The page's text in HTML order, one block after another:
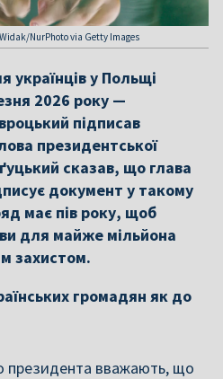
NurPhoto via Getty Images
українців у Польщі
2026 року —
підписав
президентської
сказав, що глава
документ у такому
має пів року, щоб
для майже мільйона
захистом.
громадян як до
президента вважають, що